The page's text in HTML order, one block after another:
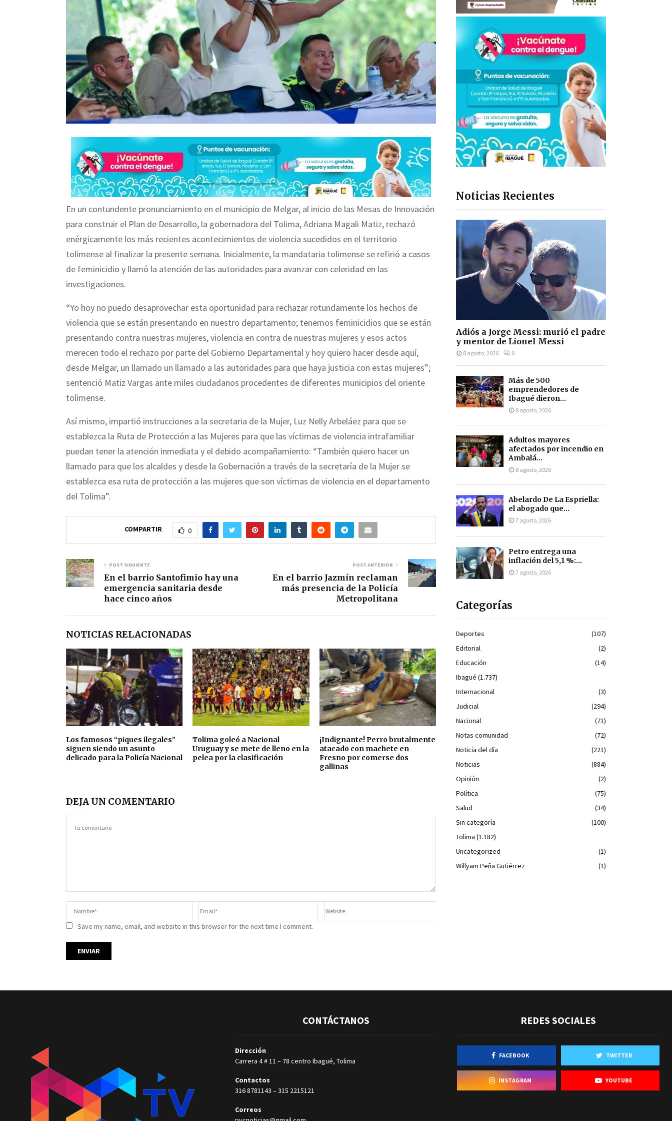
En un contundente pronunciamiento en el municipio de Melgar, al inicio de las Mesas de Innovación
para construir el Plan de Desarrollo, la gobernadora del Tolima, Adriana Magali Matiz, rechazó
enérgicamente los más recientes acontecimientos de violencia sucedidos en el territorio
tolimense al finalizar la presente semana. Inicialmente, la mandataria tolimense se refirió a casos
de feminicidio y llamó la atención de las autoridades para avanzar con celeridad en las
investigaciones.
“Yo hoy no puedo desaprovechar esta oportunidad para rechazar rotundamente los hechos de
violencia que se están presentando en nuestro departamento; tenemos feminicidios que se están
presentando contra nuestras mujeres, violencia en contra de nuestras mujeres y esos actos
merecen todo el rechazo por parte del Gobierno Departamental y hoy quiero hacer desde aquí,
desde Melgar, un llamado un llamado a las autoridades para que haya justicia con estas mujeres”;
sentenció Matiz Vargas ante miles ciudadanos procedentes de diferentes municipios del oriente
tolimense.
Así mismo, impartió instrucciones a la secretaria de la Mujer, Luz Nelly Arbeláez para que se
establezca la Ruta de Protección a las Mujeres para que las víctimas de violencia intrafamiliar
puedan tener la atención inmediata y el debido acompañamiento: “También quiero hacer un
llamado para que los alcaldes y desde la Gobernación a través de la secretaría de la Mujer se
establezca esa ruta de protección a las mujeres que son víctimas de violencia en el departamento
del Tolima”.
COMPARTIR 0
POST SIGUIENTE
En el barrio Santofimio hay una
emergencia sanitaria desde
hace cinco años
POST ANTERIOR
En el barrio Jazmín reclaman
más presencia de la Policía
Metropolitana
NOTICIAS RELACIONADAS
Los famosos “piques ilegales”
siguen siendo un asunto
delicado para la Policía Nacional
Tolima goleó a Nacional
Uruguay y se mete de lleno en la
pelea por la clasificación
¡Indignante! Perro brutalmente
atacado con machete en
Fresno por comerse dos
gallinas
DEJA UN COMENTARIO
Save my name, email, and website in this browser for the next time I comment.
Noticias Recientes
Adiós a Jorge Messi: murió el padre
y mentor de Lionel Messi
8 agosto, 2026 0
Más de 500
emprendedores de
Ibagué dieron...
8 agosto, 2026
Adultos mayores
afectados por incendio en
Ambalá...
8 agosto, 2026
Abelardo De La Espriella:
el abogado que...
7 agosto, 2026
Petro entrega una
inflación del 5,1 %:...
7 agosto, 2026
Categorías
Deportes
(107)
Editorial
(2)
Educación
(14)
Ibagué (1.737)
Internacional
(3)
Judicial
(294)
Nacional
(71)
Notas comunidad
(72)
Noticia del día
(221)
Noticias
(884)
Opinión
(2)
Política
(75)
Salud
(34)
Sin categoría
(100)
Tolima (1.182)
Uncategorized
(1)
Willyam Peña Gutiérrez
(1)
CONTÁCTANOS
Dirección
Carrera 4 # 11 – 78 centro Ibagué, Tolima
Contactos
316 8781143 –315 2215121
Correos
REDES SOCIALES
FACEBOOK TWITTER
INSTAGRAM YOUTUBE